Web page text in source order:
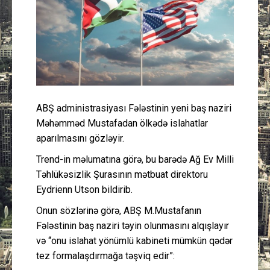
Müsahibə
İdman
Layihə
Gündəm
Əlaqə
ABŞ administrasiyası Fələstinin yeni baş naziri
Məhəmməd Mustafadan ölkədə islahatlar
aparılmasını gözləyir.
Trend-in məlumatına görə, bu barədə Ağ Ev Milli
Təhlükəsizlik Şurasının mətbuat direktoru
Eydrienn Utson bildirib.
Onun sözlərinə görə, ABŞ M.Mustafanın
Fələstinin baş naziri təyin olunmasını alqışlayır
və “onu islahat yönümlü kabineti mümkün qədər
tez formalaşdırmağa təşviq edir”: